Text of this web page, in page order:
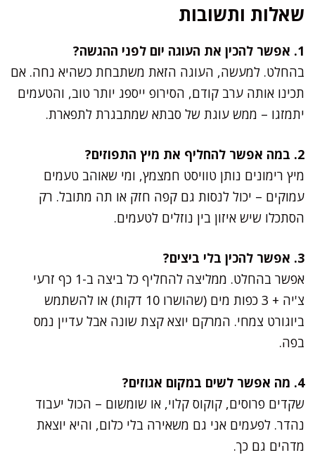
שאלות ותשובות
1. אפשר להכין את העוגה יום לפני ההגשה?
בהחלט. למעשה, העוגה הזאת משתבחת כשהיא נחה. אם
תכינו אותה ערב קודם, הסירופ ייספג יותר טוב, והטעמים
יתמזגו – ממש עוגת של סבתא שמתבגרת לתפארת.
2. במה אפשר להחליף את מיץ התפוזים?
מיץ רימונים נותן טוויסט חמצמץ, ומי שאוהב טעמים
עמוקים – יכול לנסות גם קפה חזק או תה מתובל. רק
הסתכלו שיש איזון בין נוזלים לטעמים.
3. אפשר להכין בלי ביצים?
אפשר בהחלט. ממליצה להחליף כל ביצה ב-1 כף זרעי
צ'יה + 3 כפות מים (שהושרו 10 דקות) או להשתמש
ביוגורט צמחי. המרקם יוצא קצת שונה אבל עדיין נמס
בפה.
4. מה אפשר לשים במקום אגוזים?
שקדים פרוסים, קוקוס קלוי, או שומשום – הכול יעבוד
נהדר. לפעמים אני גם משאירה בלי כלום, והיא יוצאת
מדהים גם כך.